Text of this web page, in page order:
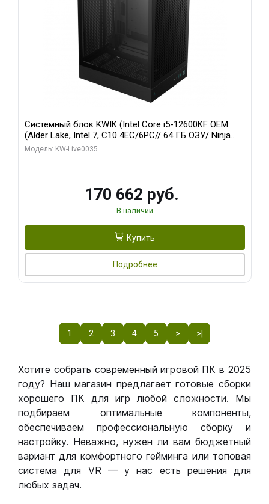
Системный блок KWIK (Intel Core i5-12600KF OEM
(Alder Lake, Intel 7, C10 4EC/6PC// 64 ГБ ОЗУ/ Ninja
Sinotex GTX1650 4GB 128bit GDDR6 DVI DP HDMI 2/
Модель: KW-Live0035
170 662 руб.
В наличии
Купить
Подробнее
1 2 3 4 5 > >|
Хотите собрать современный игровой ПК в 2025
году? Наш магазин предлагает готовые сборки
хорошего ПК для игр любой сложности. Мы
подбираем оптимальные компоненты,
обеспечиваем профессиональную сборку и
настройку. Неважно, нужен ли вам бюджетный
вариант для комфортного гейминга или топовая
система для VR — у нас есть решения для
любых задач.